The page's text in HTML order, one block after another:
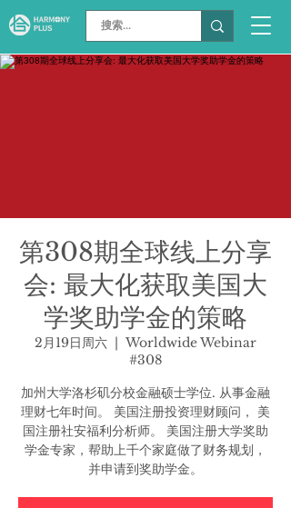
第308期全球线上分享
会: 最大化获取美国大
学奖助学金的策略
2月19日周六
  |
Worldwide Webinar
#308
加州大学洛杉矶分校金融硕士学位. 从事金融
理财七年时间。 美国注册投资理财顾问， 美
国注册社安福利分析师。 美国注册大学奖助
学金专家，帮助上千个家庭做了财务规划，
并申请到奖助学金。